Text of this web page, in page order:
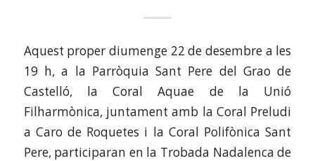
Aquest proper diumenge 22 de desembre a les
19 h, a la Parròquia Sant Pere del Grao de
Castelló, la Coral Aquae de la Unió
Filharmònica, juntament amb la Coral Preludi
a Caro de Roquetes i la Coral Polifònica Sant
Pere, participaran en la Trobada Nadalenca de